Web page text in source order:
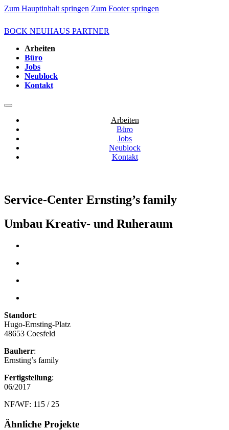
Zum Hauptinhalt springen Zum Footer springen
BOCK NEUHAUS PARTNER
Arbeiten
Büro
Jobs
Neublock
Kontakt
Arbeiten
Büro
Jobs
Neublock
Kontakt
Service-Center Ernsting’s family
Umbau Kreativ- und Ruheraum
Standort:
Hugo-Ernsting-Platz
48653 Coesfeld
Bauherr:
Ernsting’s family
Fertigstellung:
06/2017
NF/WF: 115 / 25
Ähnliche Projekte